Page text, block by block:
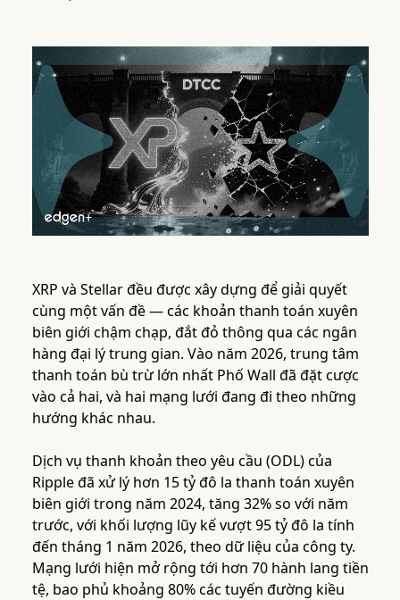
XRP và Stellar đều được xây dựng để giải quyết
cùng một vấn đề — các khoản thanh toán xuyên
biên giới chậm chạp, đắt đỏ thông qua các ngân
hàng đại lý trung gian. Vào năm 2026, trung tâm
thanh toán bù trừ lớn nhất Phố Wall đã đặt cược
vào cả hai, và hai mạng lưới đang đi theo những
hướng khác nhau.
Dịch vụ thanh khoản theo yêu cầu (ODL) của
Ripple đã xử lý hơn 15 tỷ đô la thanh toán xuyên
biên giới trong năm 2024, tăng 32% so với năm
trước, với khối lượng lũy kế vượt 95 tỷ đô la tính
đến tháng 1 năm 2026, theo dữ liệu của công ty.
Mạng lưới hiện mở rộng tới hơn 70 hành lang tiền
tệ, bao phủ khoảng 80% các tuyến đường kiều